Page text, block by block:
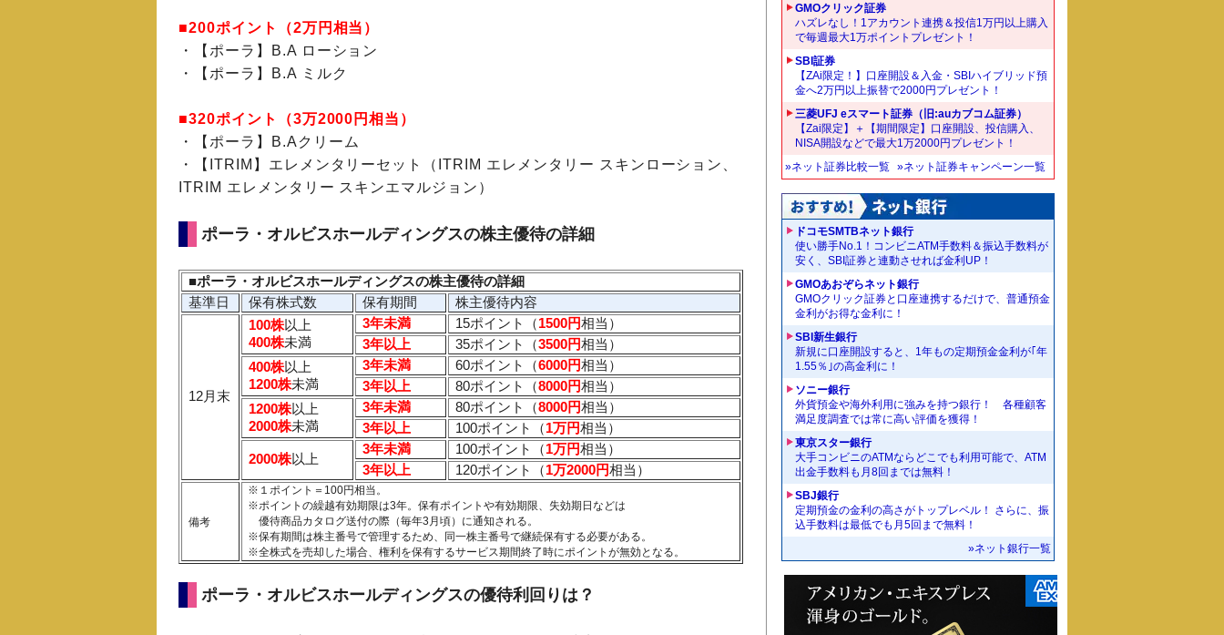
■200ポイント（2万円相当）
・【ポーラ】B.A ローション
・【ポーラ】B.A ミルク
■320ポイント（3万2000円相当）
・【ポーラ】B.Aクリーム
・【ITRIM】エレメンタリーセット（ITRIM エレメンタリー スキンローション、
ITRIM エレメンタリー スキンエマルジョン）
ポーラ・オルビスホールディングスの株主優待の詳細
■ポーラ・オルビスホールディングスの株主優待の詳細
基準日
保有株式数 保有期間 株主優待内容
12月末
100株以上
400株未満
3年未満 15ポイント（1500円相当）
3年以上
35ポイント（3500円相当）
400株以上
1200株未満
3年未満 60ポイント（6000円相当）
3年以上
80ポイント（8000円相当）
1200株以上
2000株未満
3年未満 80ポイント（8000円相当）
3年以上
100ポイント（1万円相当）
2000株以上
3年未満 100ポイント（1万円相当）
3年以上
120ポイント（1万2000円相当）
備考
※１ポイント＝100円相当。
※ポイントの繰越有効期限は3年。保有ポイントや有効期限、失効期日などは
優待商品カタログ送付の際（毎年3月頃）に通知される。
※保有期間は株主番号で管理するため、同一株主番号で継続保有する必要がある。
※全株式を売却した場合、権利を保有するサービス期間終了時にポイントが無効となる。
ポーラ・オルビスホールディングスの優待利回りは？
GMOクリック証券
ハズレなし！1アカウント連携＆投信1万円以上購入
で毎週最大1万ポイントプレゼント！
SBI証券
【ZAi限定！】口座開設＆入金・SBIハイブリッド預
金へ2万円以上振替で2000円プレゼント！
三菱UFJ eスマート証券（旧:auカブコム証券）
【Zai限定】＋【期間限定】口座開設、投信購入、
NISA開設などで最大1万2000円プレゼント！
»ネット証券比較一覧 »ネット証券キャンペーン一覧
ドコモSMTBネット銀行
使い勝手No.1！コンビニATM手数料＆振込手数料が
安く、SBI証券と連動させれば金利UP！
GMOあおぞらネット銀行
GMOクリック証券と口座連携するだけで、普通預金
金利がお得な金利に！
SBI新生銀行
新規に口座開設すると、1年もの定期預金金利が｢年
1.55％｣の高金利に！
ソニー銀行
外貨預金や海外利用に強みを持つ銀行！ 各種顧客
満足度調査では常に高い評価を獲得！
東京スター銀行
大手コンビニのATMならどこでも利用可能で、ATM
出金手数料も月8回までは無料！
SBJ銀行
定期預金の金利の高さがトップレベル！ さらに、振
込手数料は最低でも月5回まで無料！
»ネット銀行一覧